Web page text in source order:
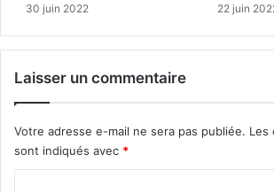
30 juin 2022 22 juin
Laisser un commentaire
Votre adresse e-mail ne sera pas publiée. Les
sont indiqués avec *